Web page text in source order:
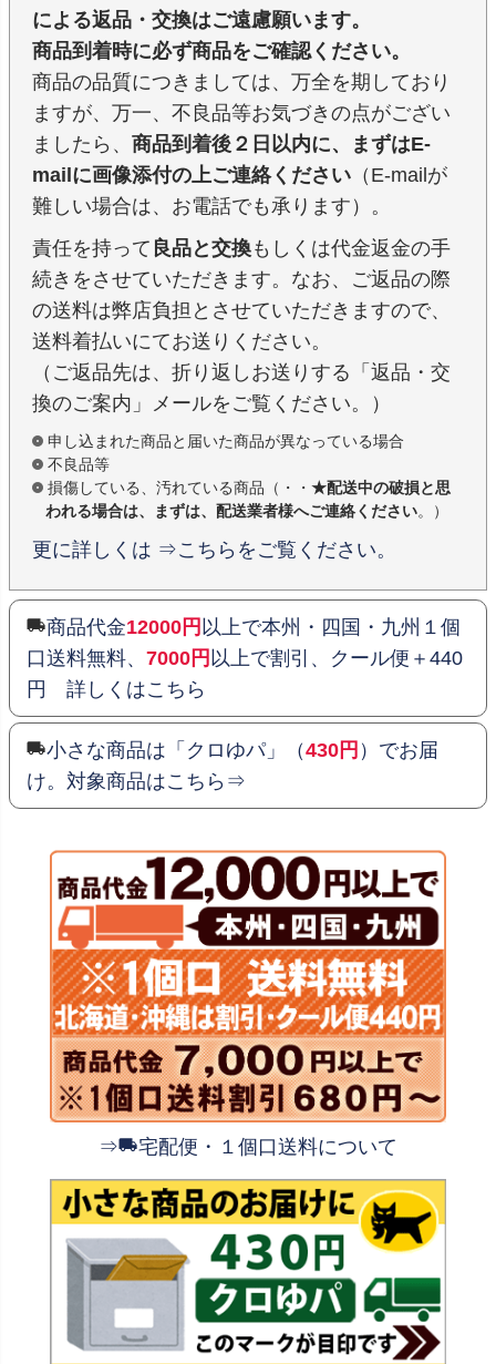
による返品・交換はご遠慮願います。
商品到着時に必ず商品をご確認ください。
商品の品質につきましては、万全を期しており
ますが、万一、不良品等お気づきの点がござい
ましたら、 商品到着後２日以内に、まずはE-
mailに画像添付の上ご連絡ください （E-mailが
難しい場合は、お電話でも承ります）。
責任を持って 良品と交換もしくは代金返金の手
続きをさせていただきます。なお、ご返品の際
の送料は弊店負担とさせていただきますので、
送料着払いにてお送りください。
（ご返品先は、折り返しお送りする「返品・交
換のご案内」メールをご覧ください。）
申し込まれた商品と届いた商品が異なっている場合
不良品等
損傷している、汚れている商品（・・ ★配送中の破損と思
われる場合は、まずは、配送業者様へご連絡ください。）
更に詳しくは ⇒こちらをご覧ください。
商品代金12000円 以上で本州・四国・九州１個
口送料無料、 7000円 以上で割引、クール便＋440
円 詳しくはこちら
小さな商品は「クロゆパ」（430円 ）でお届
け。対象商品はこちら⇒
⇒ 宅配便・１個口送料について